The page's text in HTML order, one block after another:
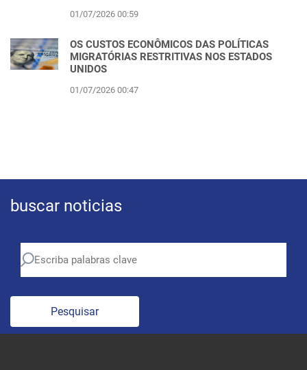
01/07/2026 00:59
OS CUSTOS ECONÔMICOS DAS POLÍTICAS
MIGRATÓRIAS RESTRITIVAS NOS ESTADOS
UNIDOS
01/07/2026 00:47
buscar noticias
Pesquisar